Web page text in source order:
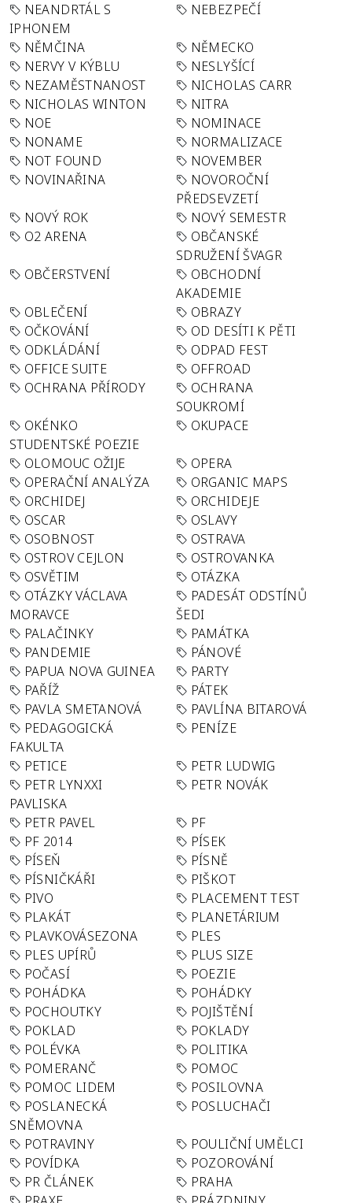
NEANDRTÁL S
IPHONEM
NEBEZPEČÍ
NĚMČINA
NĚMECKO
NERVY V KÝBLU
NESLYŠÍCÍ
NEZAMĚSTNANOST
NICHOLAS CARR
NICHOLAS WINTON
NITRA
NOE
NOMINACE
NONAME
NORMALIZACE
NOT FOUND
NOVEMBER
NOVINAŘINA
NOVOROČNÍ
PŘEDSEVZETÍ
NOVÝ ROK
NOVÝ SEMESTR
O2 ARENA
OBČANSKÉ
SDRUŽENÍ ŠVAGR
OBČERSTVENÍ
OBCHODNÍ
AKADEMIE
OBLEČENÍ
OBRAZY
OČKOVÁNÍ
OD DESÍTI K PĚTI
ODKLÁDÁNÍ
ODPAD FEST
OFFICE SUITE
OFFROAD
OCHRANA PŘÍRODY
OCHRANA
SOUKROMÍ
OKÉNKO
STUDENTSKÉ POEZIE
OKUPACE
OLOMOUC OŽIJE
OPERA
OPERAČNÍ ANALÝZA
ORGANIC MAPS
ORCHIDEJ
ORCHIDEJE
OSCAR
OSLAVY
OSOBNOST
OSTRAVA
OSTROV CEJLON
OSTROVANKA
OSVĚTIM
OTÁZKA
OTÁZKY VÁCLAVA
MORAVCE
PADESÁT ODSTÍNŮ
ŠEDI
PALAČINKY
PAMÁTKA
PANDEMIE
PÁNOVÉ
PAPUA NOVA GUINEA
PARTY
PAŘÍŽ
PÁTEK
PAVLA SMETANOVÁ
PAVLÍNA BITAROVÁ
PEDAGOGICKÁ
FAKULTA
PENÍZE
PETICE
PETR LUDWIG
PETR LYNXXI
PAVLISKA
PETR NOVÁK
PETR PAVEL
PF
PF 2014
PÍSEK
PÍSEŇ
PÍSNĚ
PÍSNIČKÁŘI
PIŠKOT
PIVO
PLACEMENT TEST
PLAKÁT
PLANETÁRIUM
PLAVKOVÁSEZONA
PLES
PLES UPÍRŮ
PLUS SIZE
POČASÍ
POEZIE
POHÁDKA
POHÁDKY
POCHOUTKY
POJIŠTĚNÍ
POKLAD
POKLADY
POLÉVKA
POLITIKA
POMERANČ
POMOC
POMOC LIDEM
POSILOVNA
POSLANECKÁ
SNĚMOVNA
POSLUCHAČI
POTRAVINY
POULIČNÍ UMĚLCI
POVÍDKA
POZOROVÁNÍ
PR ČLÁNEK
PRAHA